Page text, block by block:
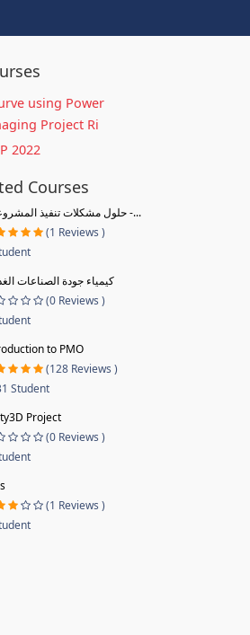
using Power
Project Ri
2022
Courses
حلول مشكلات تنفيذ المشروعات -...
(1 Reviews )
كيمياء جودة الصناعات
(0 Reviews )
to PMO
(128 Reviews )
Student
Project
(0 Reviews )
(1 Reviews )